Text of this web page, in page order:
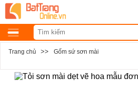
Trang chủ >> Gốm sứ sơn mài